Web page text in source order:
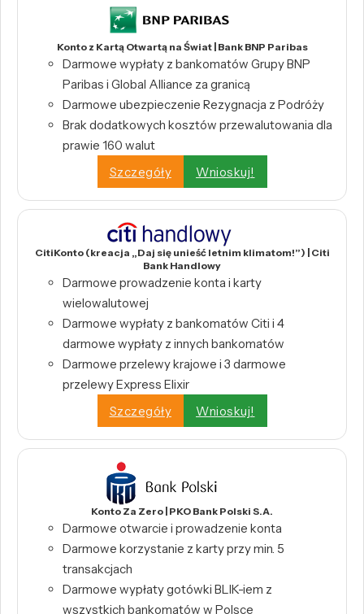
Konto z Kartą Otwartą na Świat | Bank BNP Paribas
Darmowe wypłaty z bankomatów Grupy BNP
Paribas i Global Alliance za granicą
Darmowe ubezpieczenie Rezygnacja z Podróży
Brak dodatkowych kosztów przewalutowania dla
prawie 160 walut
Szczegóły
Wnioskuj!
CitiKonto (kreacja „Daj się unieść letnim klimatom!”) | Citi
Bank Handlowy
Darmowe prowadzenie konta i karty
wielowalutowej
Darmowe wypłaty z bankomatów Citi i 4
darmowe wypłaty z innych bankomatów
Darmowe przelewy krajowe i 3 darmowe
przelewy Express Elixir
Szczegóły
Wnioskuj!
Konto Za Zero | PKO Bank Polski S.A.
Darmowe otwarcie i prowadzenie konta
Darmowe korzystanie z karty przy min. 5
transakcjach
Darmowe wypłaty gotówki BLIK-iem z
wszystkich bankomatów w Polsce